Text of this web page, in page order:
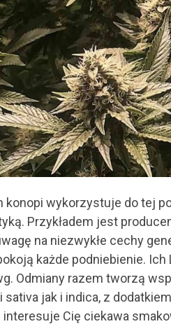
wykorzystuje do tej
Przykładem jest
na niezwykłe cechy
każde podniebienie.
Odmiany razem tworzą
jak i indica, z
Cię ciekawa